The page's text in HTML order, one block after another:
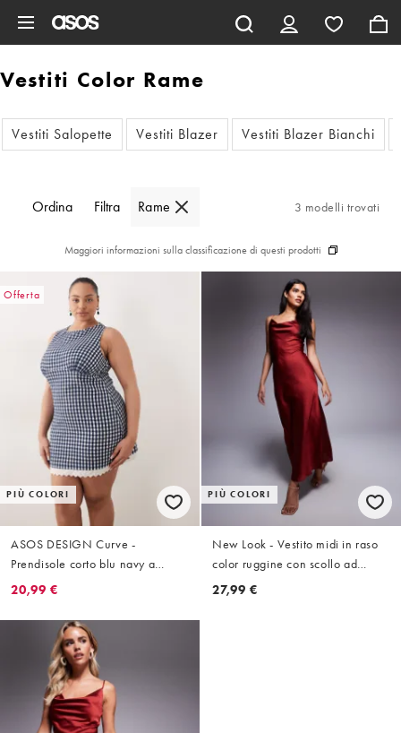
Vestiti Color Rame
Vestiti Salopette Vestiti Blazer Vestiti Blazer Bianchi
Ordina Filtra Rame 3 modelli trovati
Maggiori informazioni sulla classificazione di questi prodotti
Offerta
PIÙ COLORI
ASOS DESIGN Curve -
Prendisole corto blu navy a
quadretti con scollo a barchetta,
20,99 €
PIÙ COLORI
New Look - Vestito midi in raso
color ruggine con scollo ad
anello
27,99 €